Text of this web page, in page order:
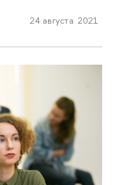
24 августа 2021